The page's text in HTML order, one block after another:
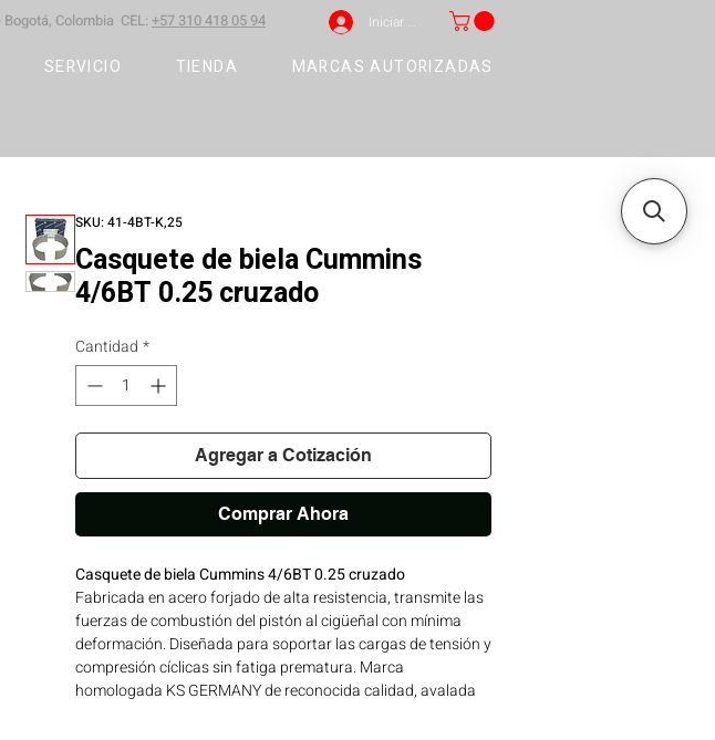
Bogotá, Colombia CEL: +57 310 418 05 94 Iniciar sesión
SERVICIO TIENDA MARCAS AUTORIZADAS
SKU: 41-4BT-K,25
Casquete de biela Cummins
4/6BT 0.25 cruzado
Cantidad *
Agregar a Cotización
Comprar Ahora
Casquete de biela Cummins 4/6BT 0.25 cruzado
Fabricada en acero forjado de alta resistencia, transmite las
fuerzas de combustión del pistón al cigüeñal con mínima
deformación. Diseñada para soportar las cargas de tensión y
compresión cíclicas sin fatiga prematura. Marca
homologada KS GERMANY de reconocida calidad, avalada